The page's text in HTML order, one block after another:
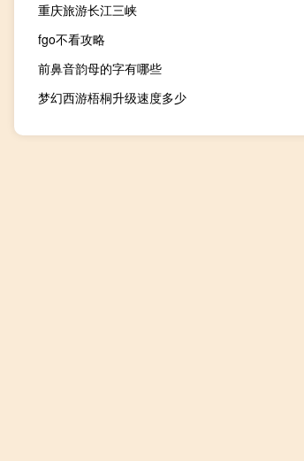
重庆旅游长江三峡
fgo不看攻略
前鼻音韵母的字有哪些
梦幻西游梧桐升级速度多少